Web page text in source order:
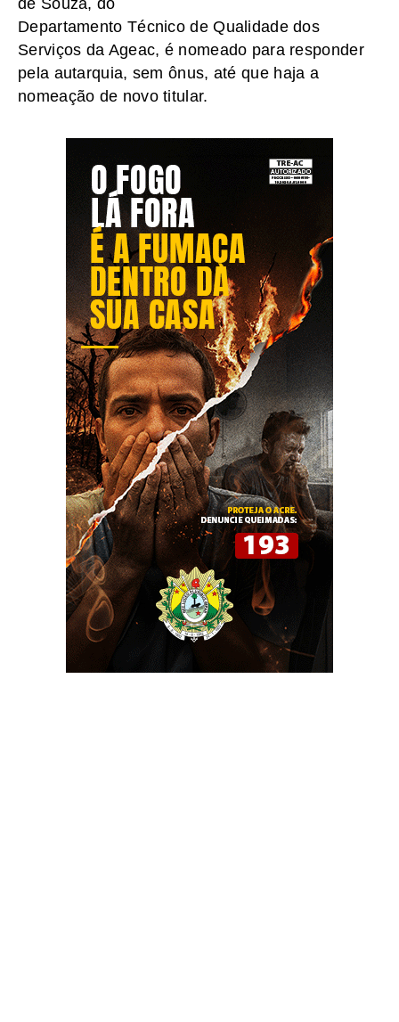
Departamento Técnico de Qualidade dos
Serviços da Ageac, é nomeado para responder
pela autarquia, sem ônus, até que haja a
nomeação de novo titular.